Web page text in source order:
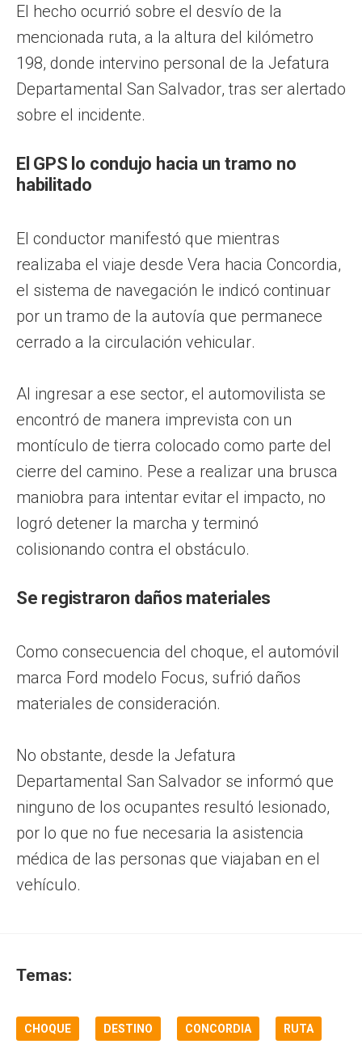
El hecho ocurrió sobre el desvío de la
mencionada ruta, a la altura del kilómetro
198, donde intervino personal de la Jefatura
Departamental San Salvador, tras ser alertado
sobre el incidente.
El GPS lo condujo hacia un tramo no
habilitado
El conductor manifestó que mientras
realizaba el viaje desde Vera hacia Concordia,
el sistema de navegación le indicó continuar
por un tramo de la autovía que permanece
cerrado a la circulación vehicular.
Al ingresar a ese sector, el automovilista se
encontró de manera imprevista con un
montículo de tierra colocado como parte del
cierre del camino. Pese a realizar una brusca
maniobra para intentar evitar el impacto, no
logró detener la marcha y terminó
colisionando contra el obstáculo.
Se registraron daños materiales
Como consecuencia del choque, el automóvil
marca Ford modelo Focus, sufrió daños
materiales de consideración.
No obstante, desde la Jefatura
Departamental San Salvador se informó que
ninguno de los ocupantes resultó lesionado,
por lo que no fue necesaria la asistencia
médica de las personas que viajaban en el
vehículo.
Temas:
CHOQUE DESTINO CONCORDIA RUTA